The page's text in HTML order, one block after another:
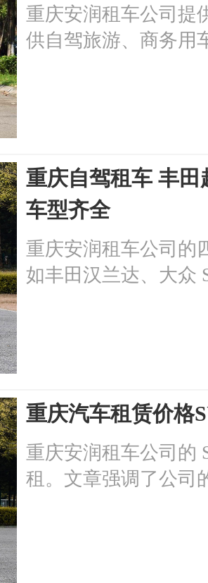
重庆安润租车公司提
供自驾旅游、商务用
重庆自驾租车 丰田
车型齐全
重庆安润租车公司的
如丰田汉兰达、大众
重庆汽车租赁价格
重庆安润租车公司的
租。文章强调了公司